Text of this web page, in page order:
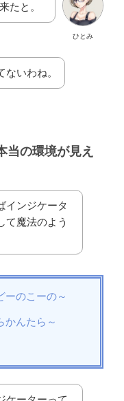
ひとみ
たと。
いわね。
当の環境が見え
インジケータ
て魔法のよう
ーのこーの～
かんたら～